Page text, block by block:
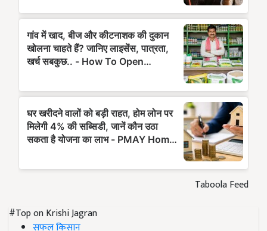
Taboola Feed
#Top on Krishi Jagran
सफल किसान